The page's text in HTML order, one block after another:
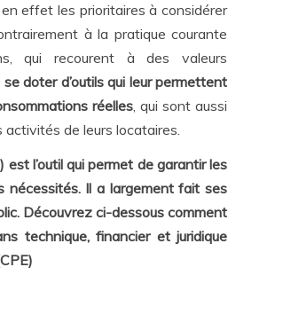
effet les prioritaires à considérer
à la pratique courante
qui recourent à des valeurs
se doter d’outils qui leur permettent
réelles, qui sont aussi
de leurs locataires.
l’outil qui permet de garantir les
nécessités. Il a largement fait ses
Découvrez ci-dessous comment
technique, financier et juridique